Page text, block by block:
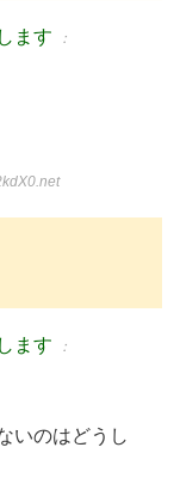
ます ：
ます ：
いのはどうし